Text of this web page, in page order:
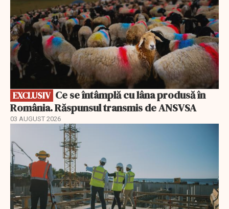
EXCLUSIV
România. Răspunsul transmis de ANSVSA
03 AUGUST 2026